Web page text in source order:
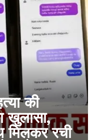
की
खुलासा,
मिलकर रची